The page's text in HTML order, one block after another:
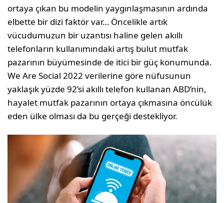
ortaya çıkan bu modelin yaygınlaşma­sının ardında
elbette bir dizi faktör var… Ön­celikle artık
vücudumuzun bir uzantısı haline gelen akıllı
telefonların kullanımındaki artış bulut mutfak
pazarının büyümesinde de iti­ci bir güç konumunda.
We Are Social 2022 verilerine göre nüfusunun
yaklaşık yüzde 92’si akıllı telefon kullanan ABD’nin,
ha­yalet mutfak pazarının ortaya çıkmasına öncülük
eden ülke olması da bu gerçeği destekliyor.